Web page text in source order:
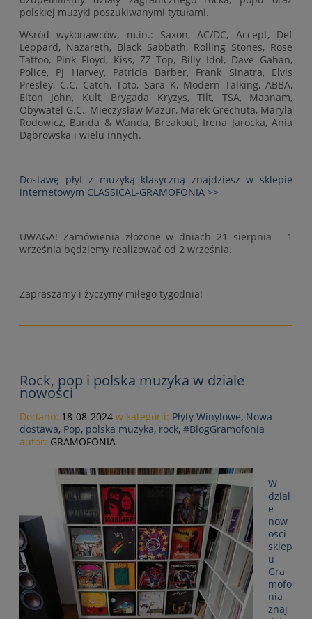
polskiej muzyki poszukiwanymi tytułami.
Wśród wykonawców, m.in.: Saxon, AC/DC, Accept, Def
Leppard, Nazareth, Black Sabbath, Rolling Stones, Rose
Tattoo, Pink Floyd, Kiss, ZZ Top, Billy Idol, Dave Gahan,
Police, PJ Harvey, Patricia Barber, Frank Sinatra, Elvis
Presley, C.C. Catch, Toto, Sara K, Modern Talking, ABBA,
Elton John, Kult, Brygada Kryzys, Tilt, TSA, Maanam,
Obywatel G.C., Mieczysław Mazur, Marek Grechuta, Maryla
Rodowicz, Banda & Wanda, Breakout, Irena Jarocka, Ania
Dąbrowska i wielu innych.
Dostawę płyt z muzyką klasyczną znajdziesz w sklepie
internetowym CLASSICAL-GRAMOFONIA >>
UWAGA! Zamówienia złożone w dniach 21 sierpnia – 1
września będziemy realizować od 2 września.
Zapraszamy i życzymy miłego tygodnia!
Rock, pop i polska muzyka w dziale
nowości
Dodano: 18-08-2024 w kategorii: Płyty Winylowe, Nowa
dostawa, Pop, polska muzyka, rock, #BlogGramofonia
autor: GRAMOFONIA
W
dzial
e
now
ości
sklep
u
Gra
mofo
nia
znaj